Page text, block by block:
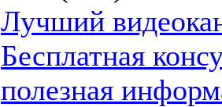
Лучший
Бесплатная
полезная